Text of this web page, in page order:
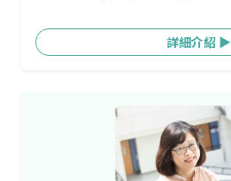
詳細介紹 ▶